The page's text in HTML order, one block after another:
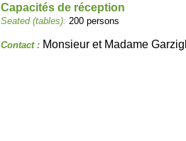
Capacités de réception
Seated (tables): 200 persons
Contact : Monsieur et Madame